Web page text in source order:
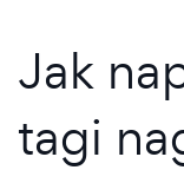
Jak
tagi